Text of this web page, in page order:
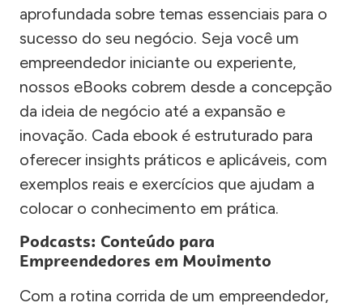
aprofundada sobre temas essenciais para o
sucesso do seu negócio. Seja você um
empreendedor iniciante ou experiente,
nossos eBooks cobrem desde a concepção
da ideia de negócio até a expansão e
inovação. Cada ebook é estruturado para
oferecer insights práticos e aplicáveis, com
exemplos reais e exercícios que ajudam a
colocar o conhecimento em prática.
Podcasts: Conteúdo para
Empreendedores em Movimento
Com a rotina corrida de um empreendedor,